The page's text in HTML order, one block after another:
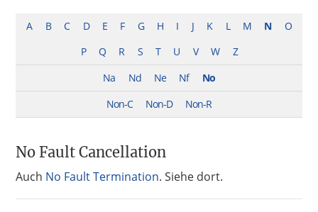
A B C D E F G H I J K L M N
O
P
Q R S T U V W
Z
Na
Nd Ne Nf
No
Non-C
Non-D Non-R
No Fault Cancellation
Auch No Fault Termination. Siehe dort.